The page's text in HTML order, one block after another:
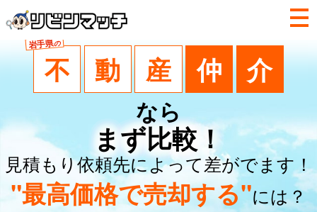
岩手県の
不 動 産 仲 介
なら
まず比較！
見積もり依頼先によって差がでます！
"最高価格で売却する"には？